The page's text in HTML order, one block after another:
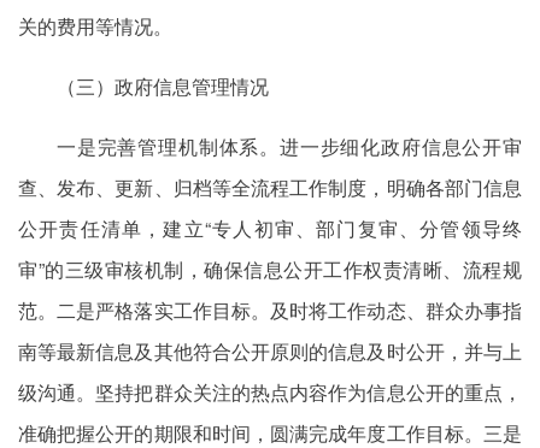
关的费用等情况。
（三）政府信息管理情况
一是完善管理机制体系。进一步细化政府信息公开审
查、发布、更新、归档等全流程工作制度，明确各部门信息
公开责任清单，建立“专人初审、部门复审、分管领导终
审”的三级审核机制，确保信息公开工作权责清晰、流程规
范。二是严格落实工作目标。及时将工作动态、群众办事指
南等最新信息及其他符合公开原则的信息及时公开，并与上
级沟通。坚持把群众关注的热点内容作为信息公开的重点，
准确把握公开的期限和时间，圆满完成年度工作目标。三是